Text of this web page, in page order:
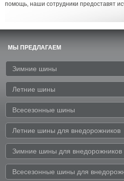
помощь, наши сотрудники предоставят
МЫ ПРЕДЛАГАЕМ
Зимние шины
Летние шины
Всесезонные шины
Летние шины для внедорожников
Зимние шины для внедорожников
Всесезонные шины для